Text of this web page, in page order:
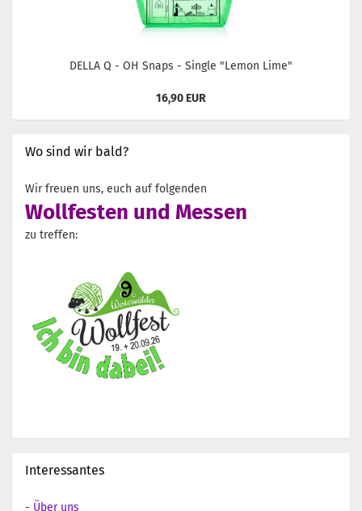
DELLA Q - OH Snaps - Single "Lemon Lime"
16,90 EUR
Wo sind wir bald?
Wir freuen uns, euch auf folgenden
Wollfesten und Messen
zu treffen:
Interessantes
- Über uns